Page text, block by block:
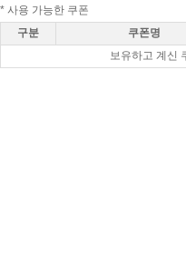
* 사용 가능한 쿠폰
구분
쿠폰명
보유하고 계신